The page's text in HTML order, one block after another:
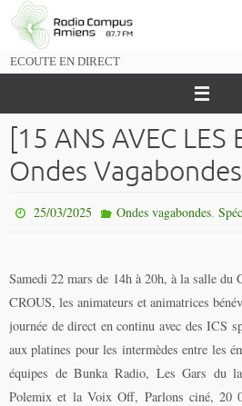
Passer
vers
ECOUTE EN DIRECT
[15 ANS AVEC LES
Ondes Vagabondes
25/03/2025 Ondes vagabondes,
Samedi 22 mars de 14h à 20h, à la salle du
CROUS, les animateurs et animatrices
journée de direct en continu avec des ICS
aux platines pour les intermèdes entre les
équipes de Bunka Radio, Les Gars du
Polemix et la Voix Off, Parlons ciné, 20